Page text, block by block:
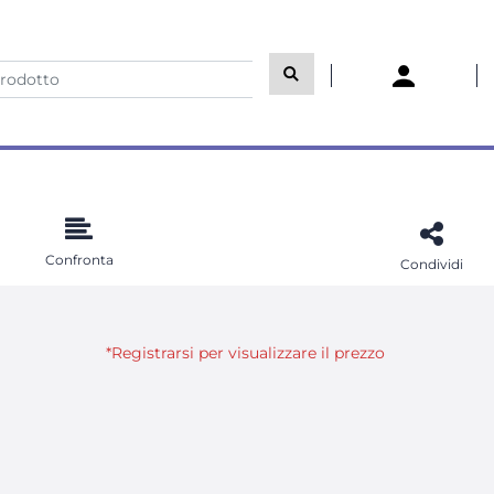
Confronta Condividi
*Registrarsi per visualizzare il prezzo